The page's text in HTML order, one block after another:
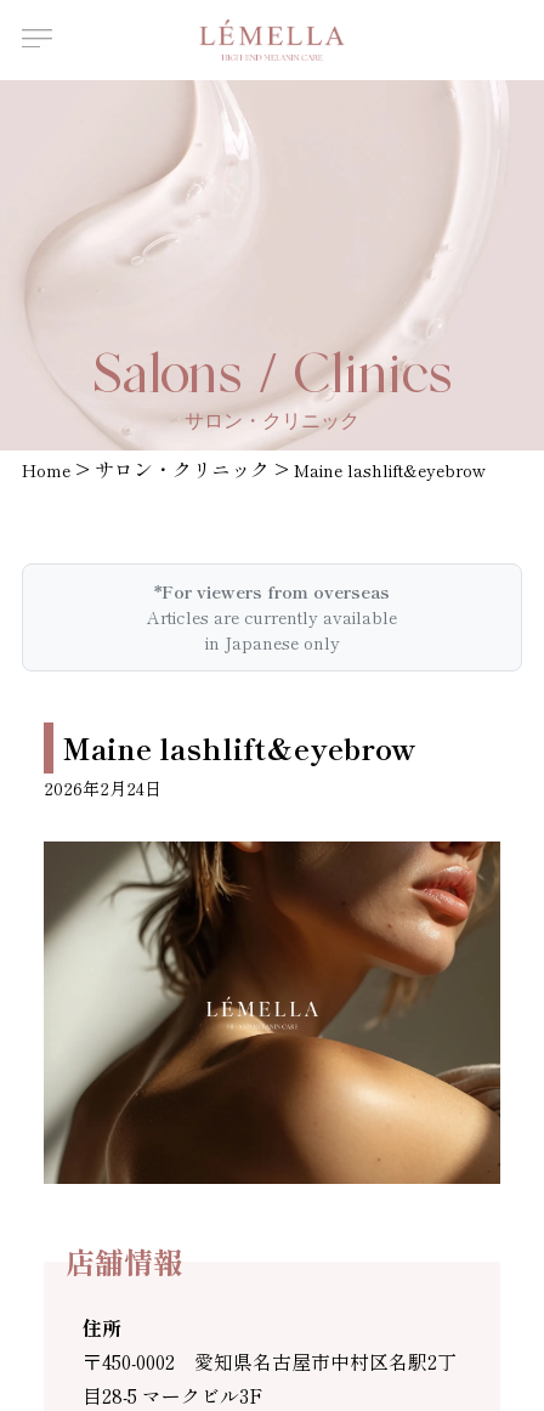
About Us
ルメラについて
Introductory
course
ルメラ導入講習について
Certified
Salons /
Clinics
取扱店舗一覧
News
お知らせ
Salons / Clinics
サロン・クリニック
Home > サロン・クリニック > Maine lashlift&eyebrow
*For viewers from overseas
Articles are currently available
in Japanese only
Maine lashlift&eyebrow
2026年2月24日
店舗情報
住所
〒450-0002 愛知県名古屋市中村区名駅2丁
目28-5 マークビル3F